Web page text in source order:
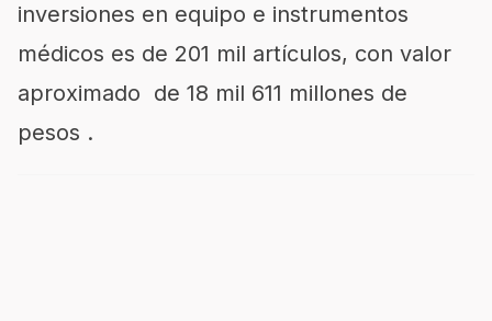
inversiones en equipo e instrumentos
médicos es de 201 mil artículos, con valor
aproximado de 18 mil 611 millones de
pesos .